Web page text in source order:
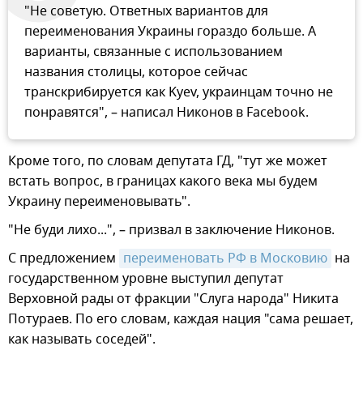
"Не советую. Ответных вариантов для
переименования Украины гораздо больше. А
варианты, связанные с использованием
названия столицы, которое сейчас
транскрибируется как Kyev, украинцам точно не
понравятся", – написал Никонов в Facebook.
Кроме того, по словам депутата ГД, "тут же может
встать вопрос, в границах какого века мы будем
Украину переименовывать".
"Не буди лихо...", – призвал в заключение Никонов.
С предложением переименовать РФ в Московию на
государственном уровне выступил депутат
Верховной рады от фракции "Слуга народа" Никита
Потураев. По его словам, каждая нация "сама решает,
как называть соседей".